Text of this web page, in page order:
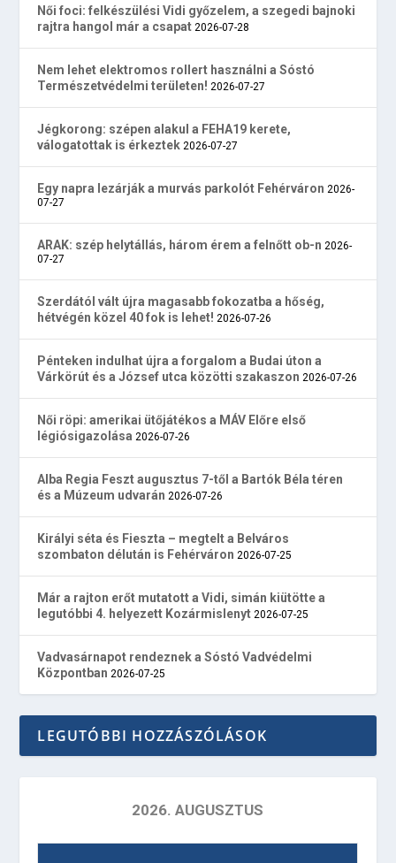
Női foci: felkészülési Vidi győzelem, a szegedi bajnoki
rajtra hangol már a csapat 2026-07-28
Nem lehet elektromos rollert használni a Sóstó
Természetvédelmi területen! 2026-07-27
Jégkorong: szépen alakul a FEHA19 kerete,
válogatottak is érkeztek 2026-07-27
Egy napra lezárják a murvás parkolót Fehérváron 2026-
07-27
ARAK: szép helytállás, három érem a felnőtt ob-n 2026-
07-27
Szerdától vált újra magasabb fokozatba a hőség,
hétvégén közel 40 fok is lehet! 2026-07-26
Pénteken indulhat újra a forgalom a Budai úton a
Várkörút és a József utca közötti szakaszon 2026-07-26
Női röpi: amerikai ütőjátékos a MÁV Előre első
légiósigazolása 2026-07-26
Alba Regia Feszt augusztus 7-től a Bartók Béla téren
és a Múzeum udvarán 2026-07-26
Királyi séta és Fieszta – megtelt a Belváros
szombaton délután is Fehérváron 2026-07-25
Már a rajton erőt mutatott a Vidi, simán kiütötte a
legutóbbi 4. helyezett Kozármislenyt 2026-07-25
Vadvasárnapot rendeznek a Sóstó Vadvédelmi
Központban 2026-07-25
LEGUTÓBBI HOZZÁSZÓLÁSOK
2026. AUGUSZTUS